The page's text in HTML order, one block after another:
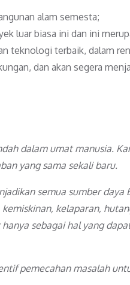
alam semesta;
luar biasa ini dan ini
teknologi terbaik, dalam
dan akan segera
dalam umat manusia.
yang sama sekali baru.
semua sumber daya
kelaparan,
sebagai hal yang
pemecahan masalah